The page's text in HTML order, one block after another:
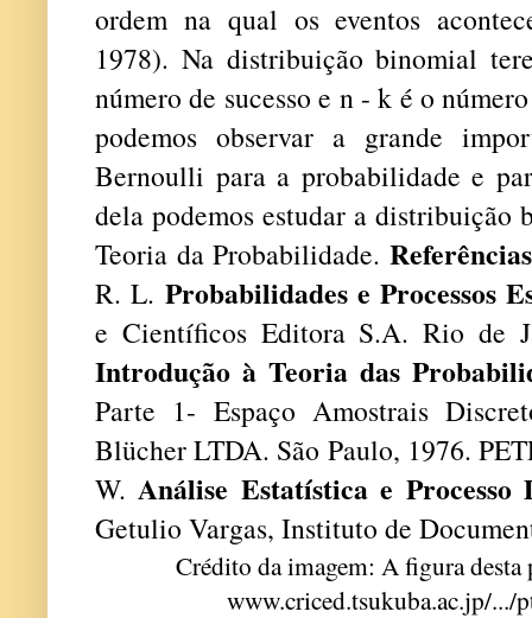
ordem na qual os eventos
1978). Na distribuição binomial
número de sucesso e n - k é o
podemos observar a grande
Bernoulli para a probabilidade e
dela podemos estudar a distribuição
Teoria da Probabilidade.
R. L. Probabilidades e Processos
e Científicos Editora S.A. Rio de
Introdução à Teoria das
Parte 1- Espaço Amostrais
Blücher LTDA. São Paulo, 1976.
W.Análise Estatística e Processo
Getulio Vargas, Instituto de
Crédito da imagem: A figura desta
www.criced.tsukuba.ac.jp/